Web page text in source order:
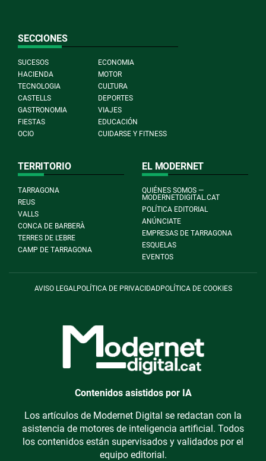
SECCIONES
SUCESOS
ECONOMIA
HACIENDA
MOTOR
TECNOLOGIA
CULTURA
CASTELLS
DEPORTES
GASTRONOMIA
VIAJES
FIESTAS
EDUCACIÓN
OCIO
CUIDARSE Y FITNESS
TERRITORIO
TARRAGONA
REUS
VALLS
CONCA DE BARBERÀ
TERRES DE L'EBRE
CAMP DE TARRAGONA
EL MODERNET
QUIÉNES SOMOS —
MODERNETDIGITAL.CAT
POLÍTICA EDITORIAL
ANÚNCIATE
EMPRESAS DE TARRAGONA
ESQUELAS
EVENTOS
AVISO LEGAL POLÍTICA DE PRIVACIDADPOLÍTICA DE COOKIES
Contenidos asistidos por IA
Los artículos de Modernet Digital se redactan con la
asistencia de motores de inteligencia artificial. Todos
los contenidos están supervisados y validados por el
equipo editorial.